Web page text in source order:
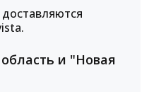
доставляются
и "Новая